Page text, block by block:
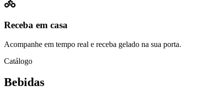
Receba em casa
Acompanhe em tempo real e receba gelado na sua porta.
Catálogo
Bebidas